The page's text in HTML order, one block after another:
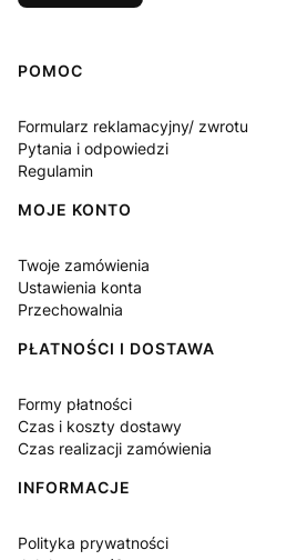
Linki w stopce
POMOC
Formularz reklamacyjny/ zwrotu
Pytania i odpowiedzi
Regulamin
MOJE KONTO
Twoje zamówienia
Ustawienia konta
Przechowalnia
PŁATNOŚCI I DOSTAWA
Formy płatności
Czas i koszty dostawy
Czas realizacji zamówienia
INFORMACJE
Polityka prywatności